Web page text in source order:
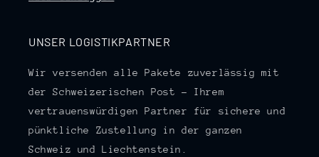
UNSER LOGISTIKPARTNER
Wir versenden alle Pakete zuverlässig mit
der Schweizerischen Post – Ihrem
vertrauenswürdigen Partner für sichere und
pünktliche Zustellung in der ganzen
Schweiz und Liechtenstein.